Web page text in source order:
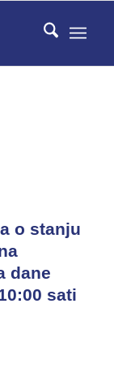
o stanju
dane
sati